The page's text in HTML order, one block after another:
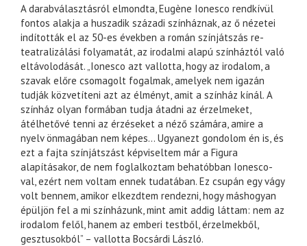
A darabválasztásról elmondta, Eugène Ionesco rendkívül
fontos alakja a huszadik századi színháznak, az ő nézetei
indították el az 50-es években a román színjátszás re-
teatralizálási folyamatát, az irodalmi alapú színháztól való
eltávolodását. „Ionesco azt vallotta, hogy az irodalom, a
szavak előre csomagolt fogalmak, amelyek nem igazán
tudják közvetíteni azt az élményt, amit a színház kínál. A
színház olyan formában tudja átadni az érzelmeket,
átélhetővé tenni az érzéseket a néző számára, amire a
nyelv önmagában nem képes... Ugyanezt gondolom én is, és
ezt a fajta színjátszást képviseltem már a Figura
alapításakor, de nem foglalkoztam behatóbban Ionesco-
val, ezért nem voltam ennek tudatában. Ez csupán egy vágy
volt bennem, amikor elkezdtem rendezni, hogy máshogyan
épüljön fel a mi színházunk, mint amit addig láttam: nem az
irodalom felől, hanem az emberi testből, érzelmekből,
gesztusokból” – vallotta Bocsárdi László.